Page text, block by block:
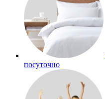
посуточно